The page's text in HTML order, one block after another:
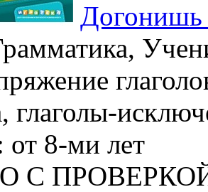
глаголы-
от 8-ми лет
ПРОВЕРКОЙ